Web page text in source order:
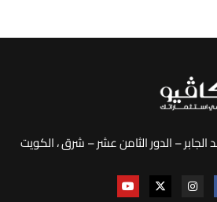
– الدور الثامن عشر – شرق ، الكويت